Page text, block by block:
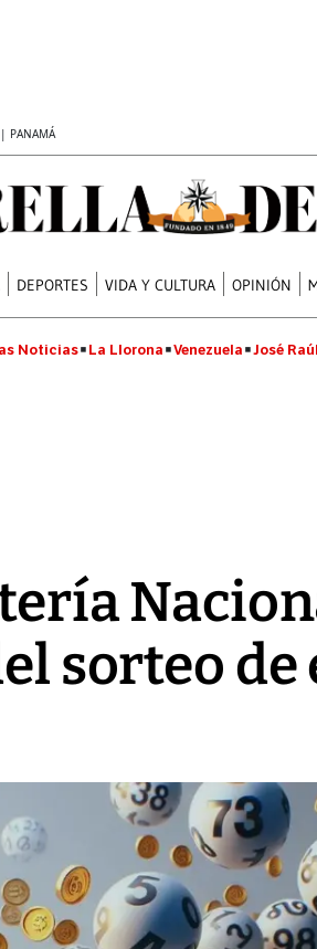
PANAMÁ
DEPORTES VIDA Y CULTURA OPINIÓN
Noticias La Llorona Venezuela José
sorteo de
Video, Japón:
deja heridos y
daños en